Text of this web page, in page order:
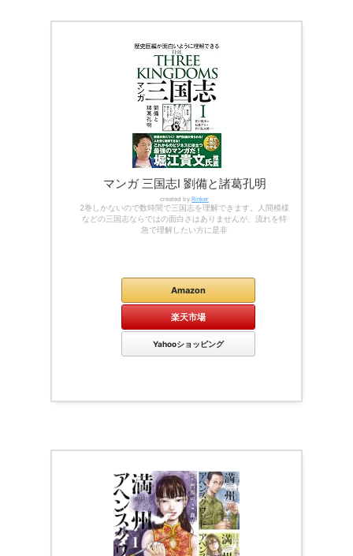
マンガ 三国志Ⅰ 劉備と諸葛孔明
created by Rinker
2巻しかないので数時間で三国志を理解できます。人間模様
などの三国志ならではの面白さはありませんが、流れを特
急で理解したい方に是非
Amazon
楽天市場
Yahooショッピング